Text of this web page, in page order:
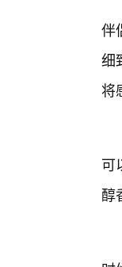
伴
细
将
可
醇